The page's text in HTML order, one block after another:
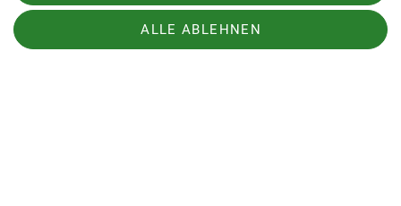
ALLE ABLEHNEN